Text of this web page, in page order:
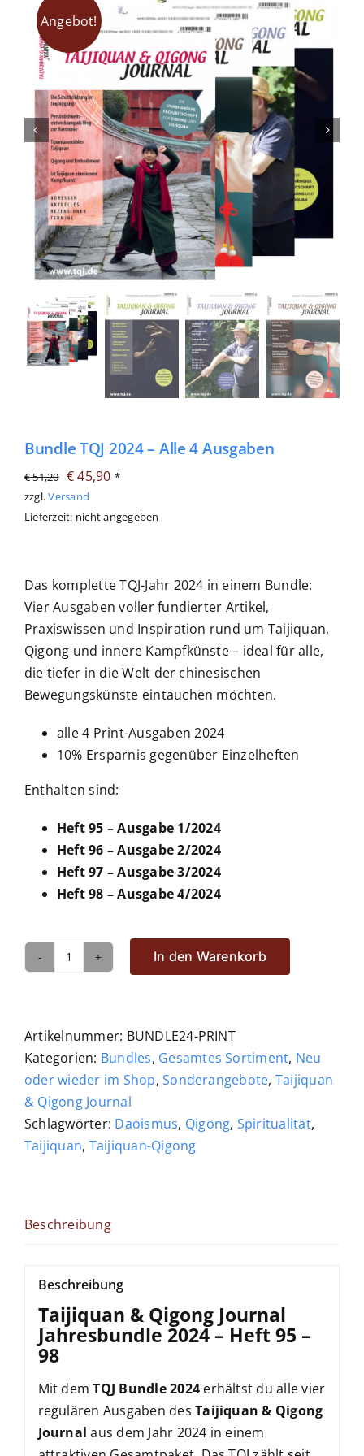
Fachbücher
Poster, Karten, Medien
Sonstiges
Abo
Angebot!
Bundle TQJ 2024 – Alle 4 Ausgaben
€51,20 Ursprünglicher
Preis
war:
€45,90Aktueller
ist:
*
zzgl.Versand
Lieferzeit: nicht angegeben
Das komplette TQJ-Jahr 2024 in einem Bundle:
Vier Ausgaben voller fundierter Artikel,
Praxiswissen und Inspiration rund um Taijiquan,
Qigong und innere Kampfkünste – ideal für alle,
die tiefer in die Welt der chinesischen
Bewegungskünste eintauchen möchten.
alle 4 Print-Ausgaben 2024
10% Ersparnis gegenüber Einzelheften
Enthalten sind:
Heft 95 – Ausgabe 1/2024
Heft 96 – Ausgabe 2/2024
Heft 97 – Ausgabe 3/2024
Heft 98 – Ausgabe 4/2024
Bundle
–
Alle
4
Ausgaben
Menge
In den Warenkorb
Artikelnummer: BUNDLE24-PRINT
Kategorien: Bundles, Gesamtes Sortiment, Neu
oder wieder im Shop,Sonderangebote, Taijiquan
& Qigong Journal
Schlagwörter: Daoismus, Qigong, Spiritualität,
Taijiquan, Taijiquan-Qigong
Beschreibung
Beschreibung
Taijiquan & Qigong Journal
Jahresbundle 2024 – Heft 95 –
98
Mit demTQJ Bundle 2024 erhältst du alle vier
regulären Ausgaben desTaijiquan & Qigong
Journal aus dem Jahr 2024 in einem